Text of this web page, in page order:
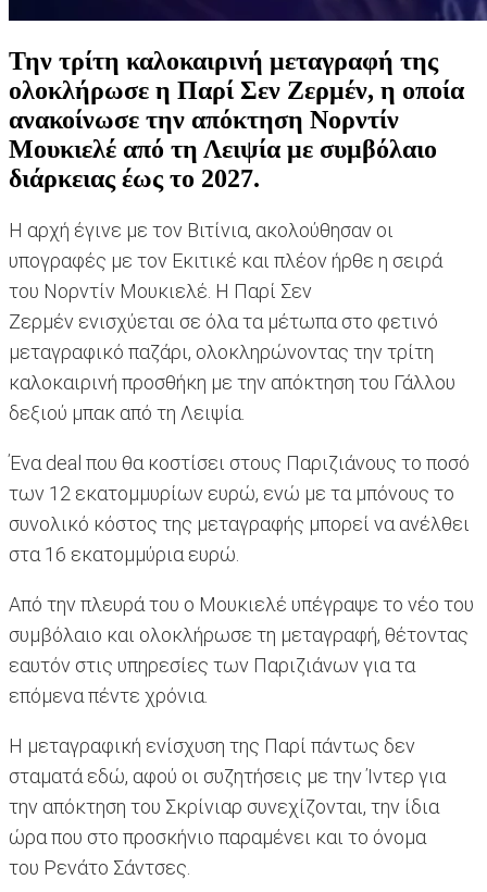
Την τρίτη καλοκαιρινή μεταγραφή της
ολοκλήρωσε η Παρί Σεν Ζερμέν, η οποία
ανακοίνωσε την απόκτηση Νορντίν
Μουκιελέ από τη Λειψία με συμβόλαιο
διάρκειας έως το 2027.
Η αρχή έγινε με τον Βιτίνια, ακολούθησαν οι
υπογραφές με τον Εκιτικέ και πλέον ήρθε η σειρά
του Νορντίν Μουκιελέ. Η Παρί Σεν
Ζερμέν ενισχύεται σε όλα τα μέτωπα στο φετινό
μεταγραφικό παζάρι, ολοκληρώνοντας την τρίτη
καλοκαιρινή προσθήκη με την απόκτηση του Γάλλου
δεξιού μπακ από τη Λειψία.
Ένα deal που θα κοστίσει στους Παριζιάνους το ποσό
των 12 εκατομμυρίων ευρώ, ενώ με τα μπόνους το
συνολικό κόστος της μεταγραφής μπορεί να ανέλθει
στα 16 εκατομμύρια ευρώ.
Από την πλευρά του ο Μουκιελέ υπέγραψε το νέο του
συμβόλαιο και ολοκλήρωσε τη μεταγραφή, θέτοντας
εαυτόν στις υπηρεσίες των Παριζιάνων για τα
επόμενα πέντε χρόνια.
Η μεταγραφική ενίσχυση της Παρί πάντως δεν
σταματά εδώ, αφού οι συζητήσεις με την Ίντερ για
την απόκτηση του Σκρίνιαρ συνεχίζονται, την ίδια
ώρα που στο προσκήνιο παραμένει και το όνομα
του Ρενάτο Σάντσες.